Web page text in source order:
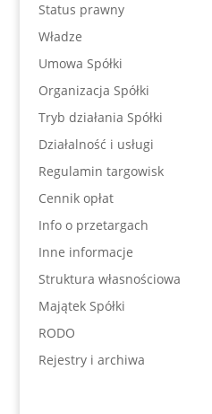
Status prawny
Władze
Umowa Spółki
Organizacja Spółki
Tryb działania Spółki
Działalność i usługi
Regulamin targowisk
Cennik opłat
Info o przetargach
Inne informacje
Struktura własnościowa
Majątek Spółki
RODO
Rejestry i archiwa